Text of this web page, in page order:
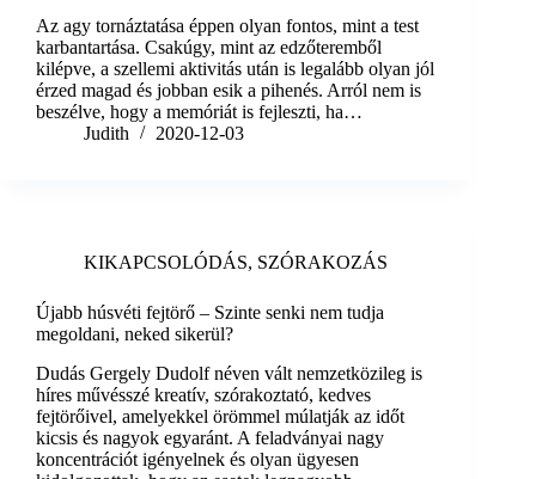
Az agy tornáztatása éppen olyan fontos, mint a test
karbantartása. Csakúgy, mint az edzőteremből
kilépve, a szellemi aktivitás után is legalább olyan jól
érzed magad és jobban esik a pihenés. Arról nem is
beszélve, hogy a memóriát is fejleszti, ha…
Judith
2020-12-03
KIKAPCSOLÓDÁS, SZÓRAKOZÁS
Újabb húsvéti fejtörő – Szinte senki nem tudja
megoldani, neked sikerül?
Dudás Gergely Dudolf néven vált nemzetközileg is
híres művésszé kreatív, szórakoztató, kedves
fejtörőivel, amelyekkel örömmel múlatják az időt
kicsis és nagyok egyaránt. A feladványai nagy
koncentrációt igényelnek és olyan ügyesen